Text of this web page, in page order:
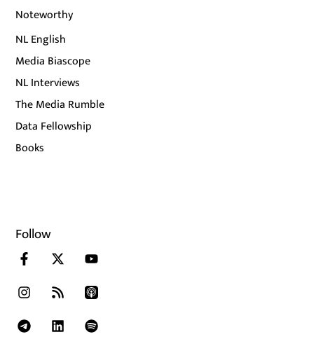
Noteworthy
NL English
Media Biascope
NL Interviews
The Media Rumble
Data Fellowship
Books
Follow